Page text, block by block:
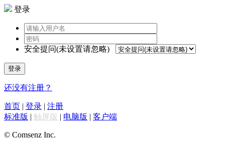
登录
安全提问(未设置请忽略)
登录
还没有注册？
首页 | 登录 | 注册
标准版 | 触屏版 | 电脑版 | 客户端
© Comsenz Inc.